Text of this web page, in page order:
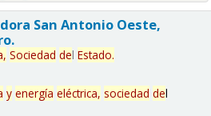
San Antonio Oeste,
Sociedad del Estado.
y energía eléctrica, sociedad del